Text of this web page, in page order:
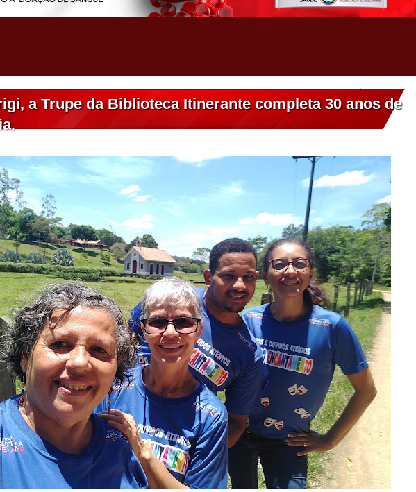
a Trupe da Biblioteca Itinerante completa 30 anos de